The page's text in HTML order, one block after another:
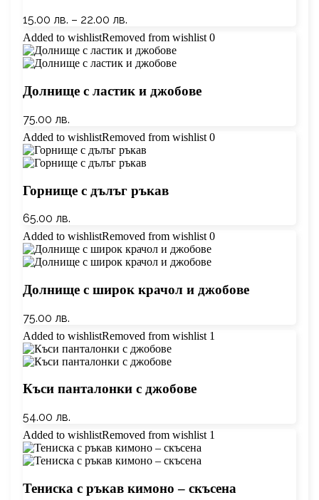
15.00 лв. – 22.00 лв.
Added to wishlistRemoved from wishlist 0
Долнище с ластик и джобове
75.00 лв.
Added to wishlistRemoved from wishlist 0
Горнище с дълъг ръкав
65.00 лв.
Added to wishlistRemoved from wishlist 0
Долнище с широк крачол и джобове
75.00 лв.
Added to wishlistRemoved from wishlist 1
Къси панталонки с джобове
54.00 лв.
Added to wishlistRemoved from wishlist 1
Тениска с ръкав кимоно – скъсена